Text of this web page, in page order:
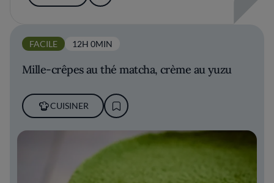
FACILE 12H 0MIN
Mille-crêpes au thé matcha, crème au yuzu
CUISINER